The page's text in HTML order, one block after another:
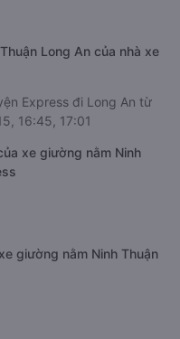
Long An của nhà xe
Express đi Long An từ
16:45, 17:01
xe giường nằm Ninh
giường nằm Ninh Thuận